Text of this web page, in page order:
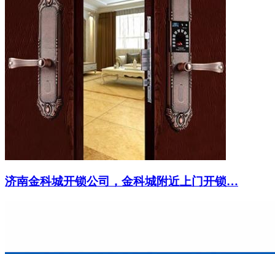
济南金科城开锁公司，金科城附近上门开锁…